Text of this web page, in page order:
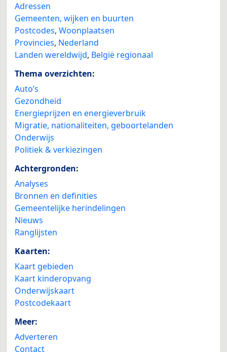
Adressen
Gemeenten, wijken en buurten
Postcodes, Woonplaatsen
Provincies, Nederland
Landen wereldwijd, België regionaal
Thema overzichten:
Auto’s
Gezondheid
Energieprijzen en energieverbruik
Migratie, nationaliteiten, geboortelanden
Onderwijs
Politiek & verkiezingen
Achtergronden:
Analyses
Bronnen en definities
Gemeentelijke herindelingen
Nieuws
Ranglijsten
Kaarten:
Kaart gebieden
Kaart kinderopvang
Onderwijskaart
Postcodekaart
Meer:
Adverteren
Contact